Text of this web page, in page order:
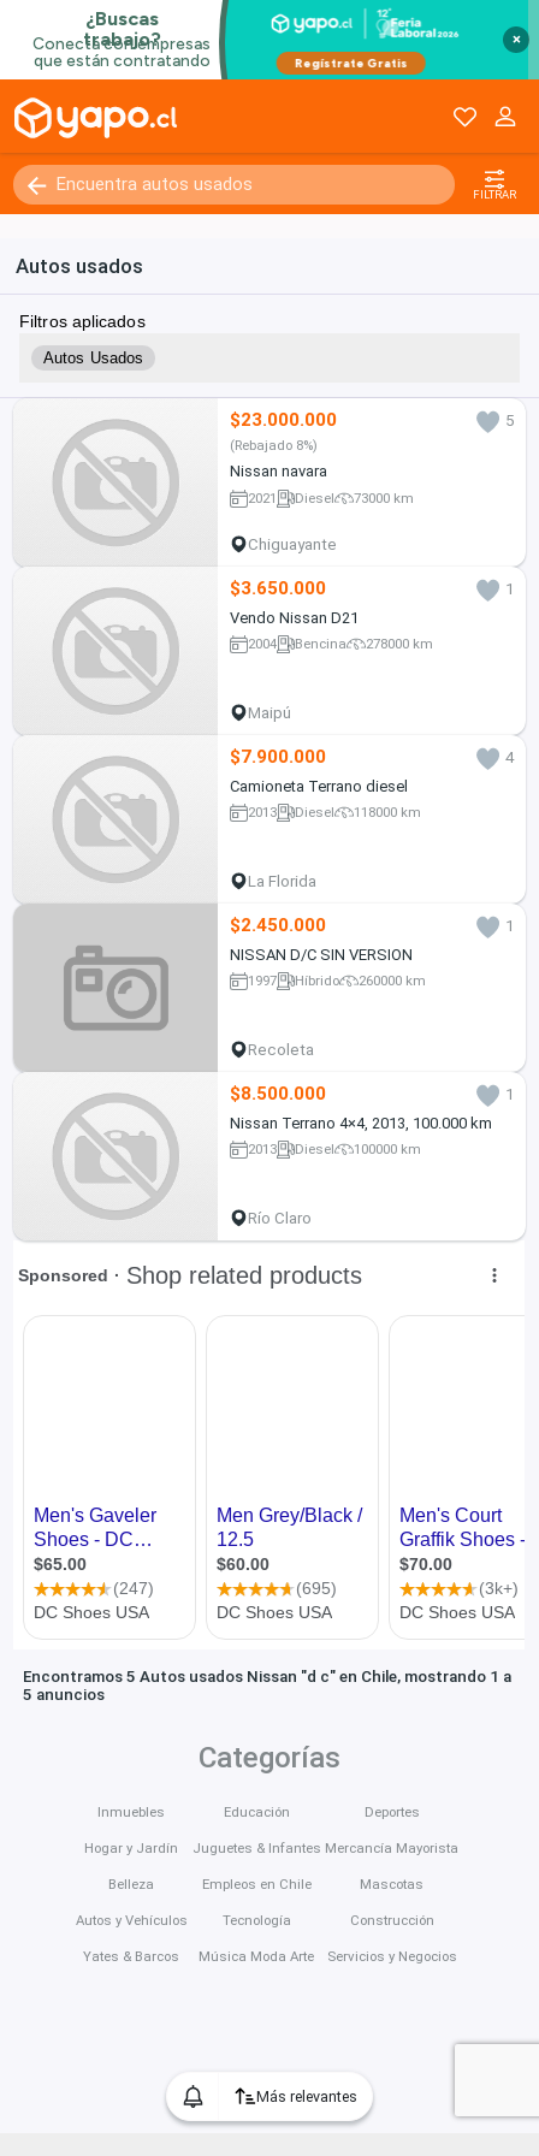
×
FILTRAR
Autos usados
Filtros aplicados
Autos Usados
Más relevantes
$23.000.000 5
(Rebajado 8%)
Nissan navara
2021 Diesel 73000 km
Chiguayante
$3.650.000
1
Vendo Nissan D21
2004 Bencina 278000 km
Maipú
$7.900.000
4
Camioneta Terrano diesel
2013 Diesel 118000 km
La Florida
$2.450.000
1
NISSAN D/C SIN VERSION
1997 Híbrido 260000 km
Recoleta
$8.500.000
1
Nissan Terrano 4×4, 2013, 100.000 km
2013 Diesel 100000 km
Río Claro
Encontramos 5 Autos usados Nissan "d c" en Chile, mostrando 1 a
5 anuncios
Categorías
Inmuebles
Hogar y Jardín
Belleza
Autos y Vehículos
Yates & Barcos
Educación
Juguetes & Infantes
Empleos en Chile
Tecnología
Música Moda Arte
Deportes
Mercancía Mayorista
Mascotas
Construcción
Servicios y Negocios